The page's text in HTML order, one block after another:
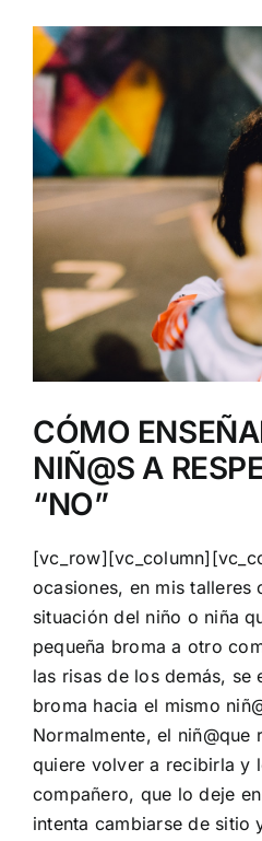
Ver
imagen
más
grande
CÓMO
NIÑ@S A
“NO”
ocasiones, en mis talleres
situación del niño o niña
pequeña broma a otro
las risas de los demás, se
broma hacia el mismo
Normalmente, el niñ@que
quiere volver a recibirla y
compañero, que lo deje
intenta cambiarse de sitio